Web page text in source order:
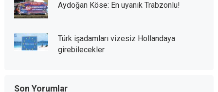
Aydoğan Köse: En uyanık Trabzonlu!
Türk işadamları vizesiz Hollandaya
girebilecekler
Son Yorumlar